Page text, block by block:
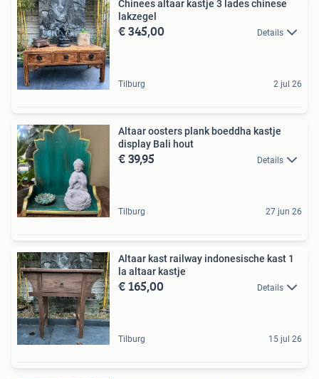
Chinees altaar kastje 3 lades chinese
lakzegel
€ 345,00 Details
Tilburg 2 jul 26
Altaar oosters plank boeddha kastje
display Bali hout
€ 39,95 Details
Tilburg 27 jun 26
Altaar kast railway indonesische kast 1
la altaar kastje
€ 165,00 Details
Tilburg 15 jul 26